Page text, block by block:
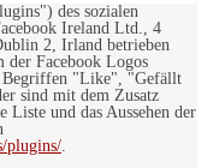
des sozialen
Ireland Ltd., 4
2, Irland betrieben
Facebook Logos
Begriffen "Like", "Gefällt
sind mit dem Zusatz
Liste und das Aussehen der
plugins/